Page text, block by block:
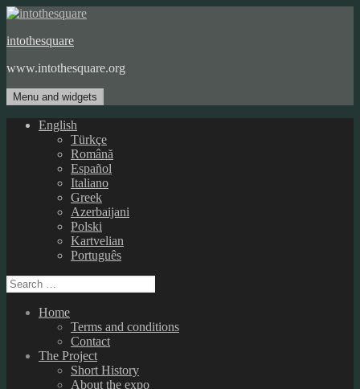
Skip
content
intothesquare
www.intothesquare.org
Menu and widgets
English
Türkçe
Română
Español
Italiano
Greek
Azerbaijani
Polski
Kartvelian
Português
Search
for:
Home
Terms and conditions
Contact
The Project
Short History
About the expo